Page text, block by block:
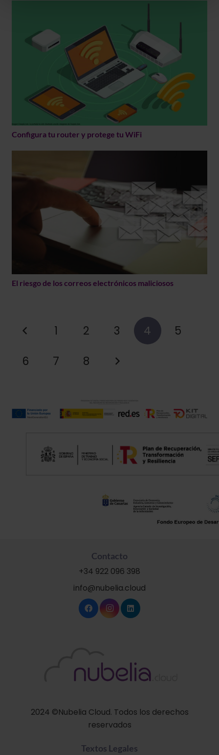
Configura tu router y protege tu WiFi
El riesgo de los correos electrónicos maliciosos
1 2 3 4
5
6
7 8
Contacto
+34 922 096 398
info@nubelia.cloud
2024 ©Nubelia Cloud. Todos los derechos
reservados
Textos Legales